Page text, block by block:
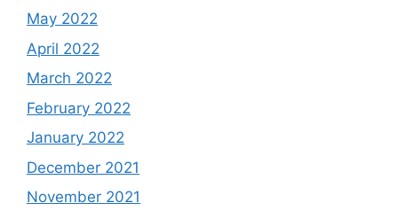
May 2022
April 2022
March 2022
February 2022
January 2022
December 2021
November 2021